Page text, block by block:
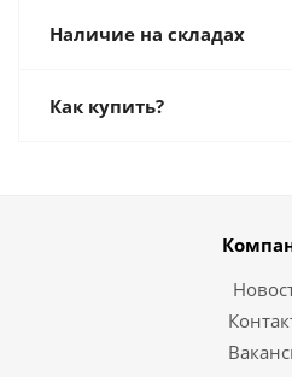
Наличие на складах
Как купить?